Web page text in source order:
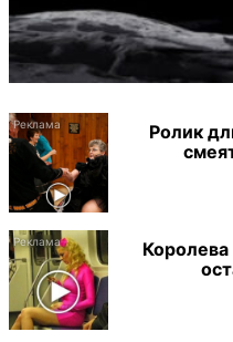
Ролик
Королева